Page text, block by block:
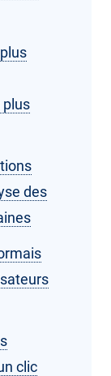
plus
des
clic